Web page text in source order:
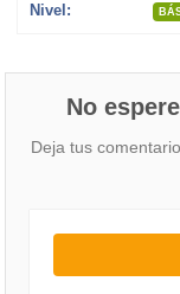
Nivel:
No
Deja tus